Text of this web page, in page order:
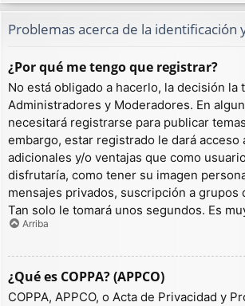
Problemas acerca de la identificación
¿Por qué me tengo que registrar?
No está obligado a hacerlo, la decisión la
Administradores y Moderadores. En
necesitará registrarse para publicar
embargo, estar registrado le dará acceso
adicionales y/o ventajas que como
disfrutaría, como tener su imagen
mensajes privados, suscripción a grupos
Tan solo le tomará unos segundos. Es
Arriba
¿Qué es COPPA? (APPCO)
COPPA, APPCO, o Acta de Privacidad y